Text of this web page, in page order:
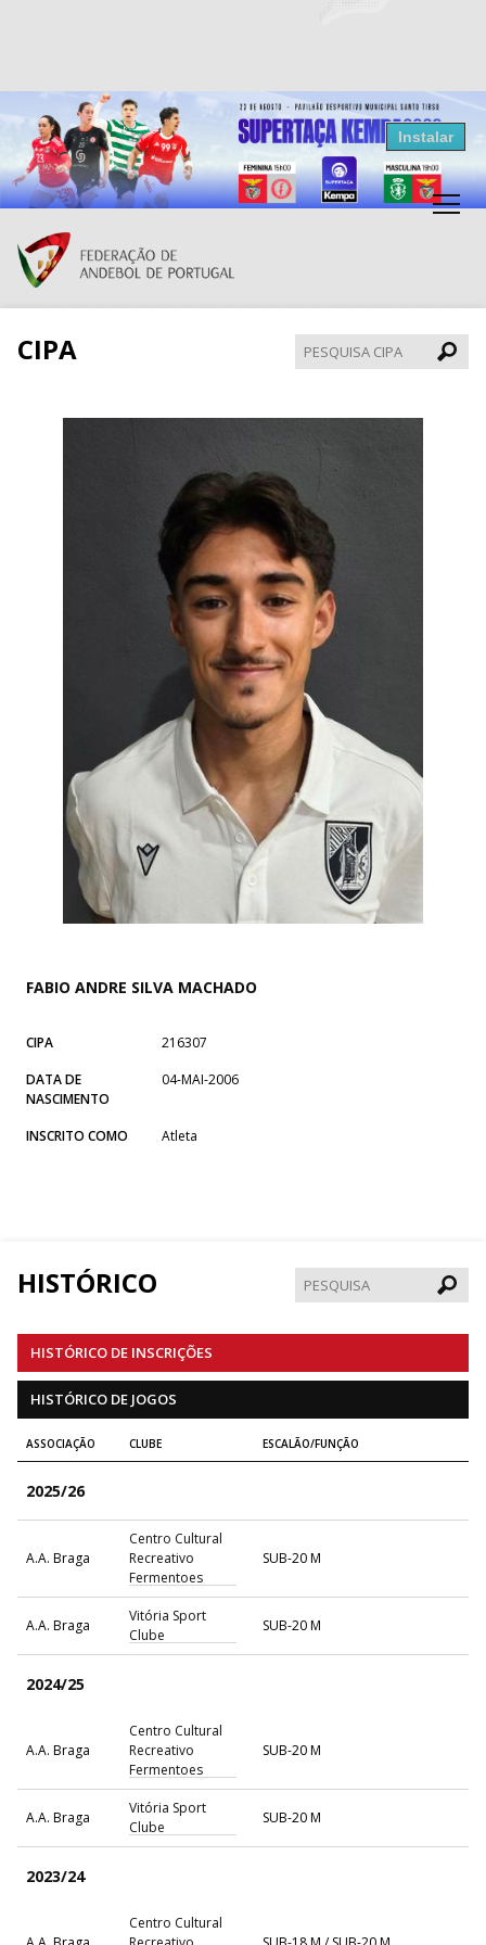
Resultados Andebol
Federação de Andebol de Portugal
Grátis - Disponivel na Play Store
Instalar
CIPA
CIPA
FABIO ANDRE SILVA MACHADO
CIPA
216307
DATA DE
NASCIMENTO
04-MAI-2006
INSCRITO COMO Atleta
HISTÓRICO
HISTÓRICO DE INSCRIÇÕES
HISTÓRICO DE JOGOS
ASSOCIAÇÃO CLUBE ESCALÃO/FUNÇÃO
2025/26
A.A. Braga
Centro Cultural
Recreativo
Fermentoes
SUB-20 M
A.A. Braga
Vitória Sport
Clube
SUB-20 M
2024/25
A.A. Braga
Centro Cultural
Recreativo
Fermentoes
SUB-20 M
A.A. Braga
Vitória Sport
Clube
SUB-20 M
2023/24
Centro Cultural